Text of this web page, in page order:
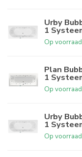
Urby
1
Op voorraad
Plan
1
Op voorraad
Urby
1
Op voorraad